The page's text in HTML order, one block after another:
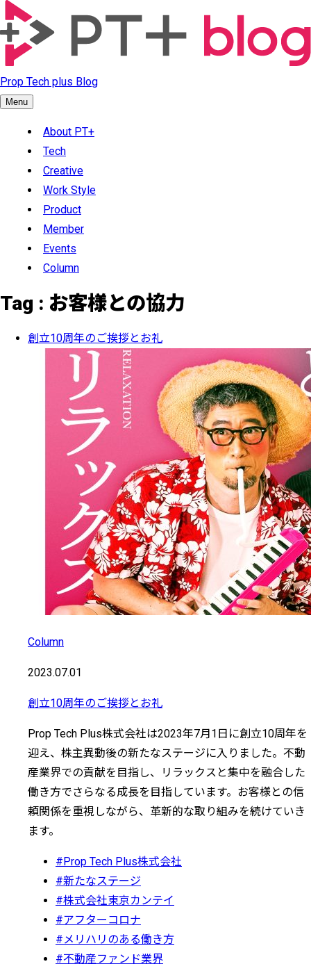
Prop Tech plus Blog
Menu
About PT+
Tech
Creative
Work Style
Product
Member
Events
Column
Tag : お客様との協力
創立10周年のご挨拶とお礼
Column
2023.07.01
創立10周年のご挨拶とお礼
Prop Tech Plus株式会社は2023年7月1日に創立10周年を
迎え、株主異動後の新たなステージに入りました。不動
産業界での貢献を目指し、リラックスと集中を融合した
働き方でさらなる成長を目指しています。お客様との信
頼関係を重視しながら、革新的な取り組みを続けていき
ます。
#Prop Tech Plus株式会社
#新たなステージ
#株式会社東京カンテイ
#アフターコロナ
#メリハリのある働き方
#不動産ファンド業界